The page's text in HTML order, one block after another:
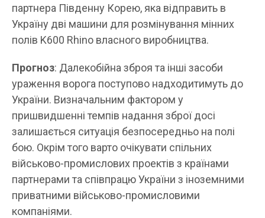
партнера Південну Корею, яка відправить в
Україну дві машини для розмінування мінних
полів K600 Rhino власного виробництва.
Прогноз: Далекобійна зброя та інші засоби
ураження ворога поступово надходитимуть до
України. Визначальним фактором у
пришвидшенні темпів надання зброї досі
залишається ситуація безпосередньо на полі
бою. Окрім того варто очікувати спільних
військово-промислових проектів з країнами
партнерами та співпрацю України з іноземними
приватними військово-промисловими
компаніями.